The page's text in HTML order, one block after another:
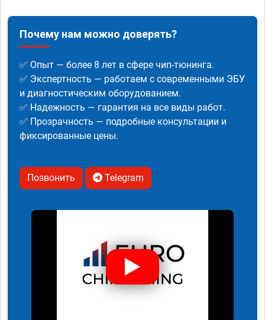
Почему нам можно доверять?
✅ Опыт — более 8 лет в сфере чип-тюнинга.
✅ Экспертность — работаем с современными ЭБУ
и диагностическим оборудованием.
✅ Надежность — гарантия на все виды работ.
✅ Прозрачность — подробные консультации и
фиксированные цены.
Позвонить Telegram